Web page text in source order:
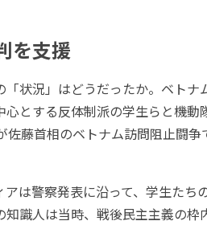
を支援
状況」はどうだったか。ベト
心とする反体制派の学生らと機
佐藤首相のベトナム訪問阻止闘
は警察発表に沿って、学生たち
知識人は当時、戦後民主主義の